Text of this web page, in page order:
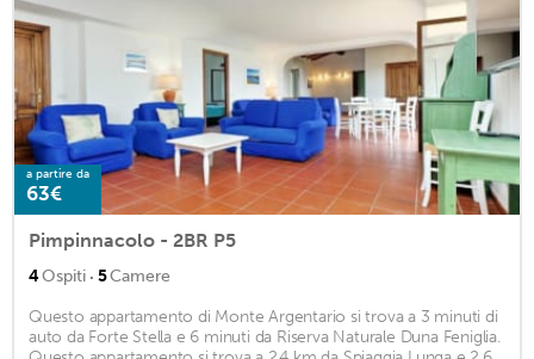
a partire da
63€
Pimpinnacolo - 2BR P5
4Ospiti · 5Camere
Questo appartamento di Monte Argentario si trova a 3 minuti di
auto da Forte Stella e 6 minuti da Riserva Naturale Duna Feniglia.